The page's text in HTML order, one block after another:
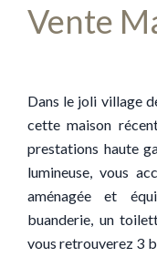
Vente
Dans le joli village
cette maison
prestations haute
lumineuse, vous
aménagée et
buanderie, un
vous retrouverez 3